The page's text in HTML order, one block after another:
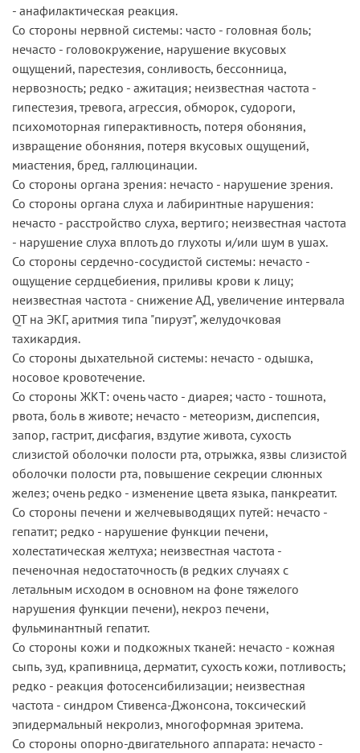
- анафилактическая реакция.
Со стороны нервной системы: часто - головная боль;
нечасто - головокружение, нарушение вкусовых
ощущений, парестезия, сонливость, бессонница,
нервозность; редко - ажитация; неизвестная частота -
гипестезия, тревога, агрессия, обморок, судороги,
психомоторная гиперактивность, потеря обоняния,
извращение обоняния, потеря вкусовых ощущений,
миастения, бред, галлюцинации.
Со стороны органа зрения: нечасто - нарушение зрения.
Со стороны органа слуха и лабиринтные нарушения:
нечасто - расстройство слуха, вертиго; неизвестная частота
- нарушение слуха вплоть до глухоты и/или шум в ушах.
Со стороны сердечно-сосудистой системы: нечасто -
ощущение сердцебиения, приливы крови к лицу;
неизвестная частота - снижение АД, увеличение интервала
QT на ЭКГ, аритмия типа "пируэт", желудочковая
тахикардия.
Со стороны дыхательной системы: нечасто - одышка,
носовое кровотечение.
Со стороны ЖКТ: очень часто - диарея; часто - тошнота,
рвота, боль в животе; нечасто - метеоризм, диспепсия,
запор, гастрит, дисфагия, вздутие живота, сухость
слизистой оболочки полости рта, отрыжка, язвы слизистой
оболочки полости рта, повышение секреции слюнных
желез; очень редко - изменение цвета языка, панкреатит.
Со стороны печени и желчевыводящих путей: нечасто -
гепатит; редко - нарушение функции печени,
холестатическая желтуха; неизвестная частота -
печеночная недостаточность (в редких случаях с
летальным исходом в основном на фоне тяжелого
нарушения функции печени), некроз печени,
фульминантный гепатит.
Со стороны кожи и подкожных тканей: нечасто - кожная
сыпь, зуд, крапивница, дерматит, сухость кожи, потливость;
редко - реакция фотосенсибилизации; неизвестная
частота - синдром Стивенса-Джонсона, токсический
эпидермальный некролиз, многоформная эритема.
Со стороны опорно-двигательного аппарата: нечасто -